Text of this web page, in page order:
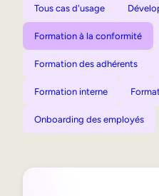
Tous cas d'usage
Formation à la conformité
Formation des adhérents
Formation interne
Onboarding des employés